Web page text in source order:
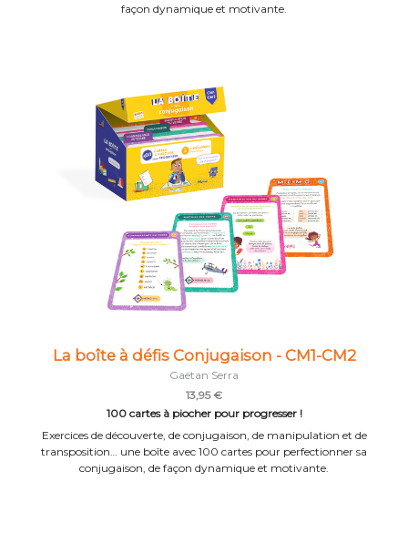
façon dynamique et motivante.
La boîte à défis Conjugaison - CM1-CM2
Gaëtan Serra
13,95 €
100 cartes à piocher pour progresser !
Exercices de découverte, de conjugaison, de manipulation et de
transposition… une boîte avec 100 cartes pour perfectionner sa
conjugaison, de façon dynamique et motivante.